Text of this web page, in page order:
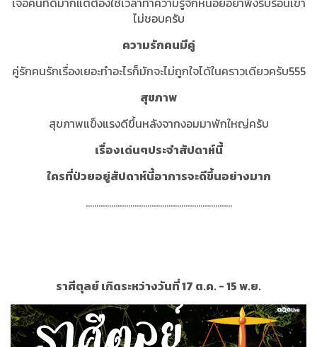
ไม่ชอบครับ
ความรักคนมีคู่
คู่รักคนรักเรื่องเยอะทำอะไรก็มักจะไม่ถูกใจได้ในคราวเดียวครับ555
สุขภาพ
สุขภาพแข็งแรงดีขึ้นหลังจากงอมมาพักใหญ่ครับ
เรื่องเด่นๆประจำสัปดาห์นี้
ใครที่ป่วยอยู่สัปดาห์นี้อาการจะดีขึ้นอย่างมาก
.....................................................................
ราศีตุลย์ เกิดระหว่างวันที่ 17 ต.ค. - 15 พ.ย.